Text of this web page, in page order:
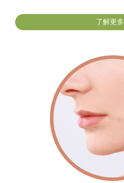
了解更多